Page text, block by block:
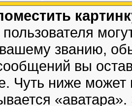
вашему званию,
вы
Чуть ниже может